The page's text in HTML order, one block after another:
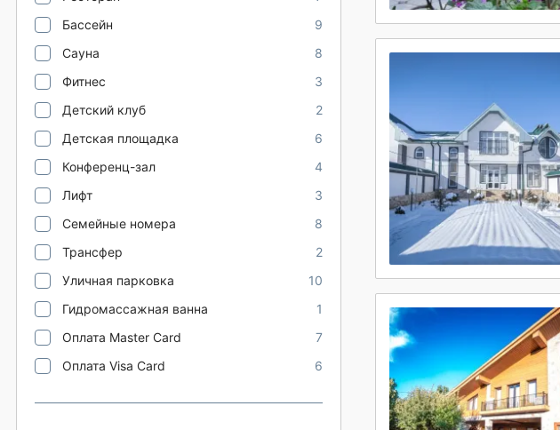
Бассейн
9
Сауна
8
Фитнес
3
Детский клуб
2
Детская площадка
6
Конференц-зал
4
Лифт
3
Семейные номера
8
Трансфер
2
Уличная парковка
10
Гидромассажная ванна
1
Оплата Master Card
7
Оплата Visa Card
6